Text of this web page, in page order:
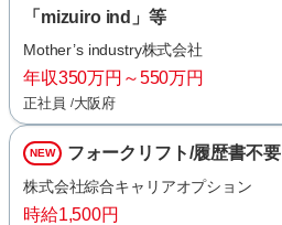
「mizuiro ind」等
Mother’s industry株式会社
年収350万円～550万円
正社員 大阪府
NEW フォークリフト/履歴書不要
株式会社綜合キャリアオプション
時給1,500円